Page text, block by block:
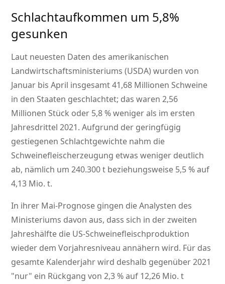
Schlachtaufkommen um 5,8%
gesunken
Laut neuesten Daten des amerikanischen
Landwirtschaftsministeriums (USDA) wurden von
Januar bis April insgesamt 41,68 Millionen Schweine
in den Staaten geschlachtet; das waren 2,56
Millionen Stück oder 5,8 % weniger als im ersten
Jahresdrittel 2021. Aufgrund der geringfügig
gestiegenen Schlachtgewichte nahm die
Schweinefleischerzeugung etwas weniger deutlich
ab, nämlich um 240.300 t beziehungsweise 5,5 % auf
4,13 Mio. t.
In ihrer Mai-Prognose gingen die Analysten des
Ministeriums davon aus, dass sich in der zweiten
Jahreshälfte die US-Schweinefleischproduktion
wieder dem Vorjahresniveau annähern wird. Für das
gesamte Kalenderjahr wird deshalb gegenüber 2021
nur ein Rückgang von 2,3 % auf 12,26 Mio. t